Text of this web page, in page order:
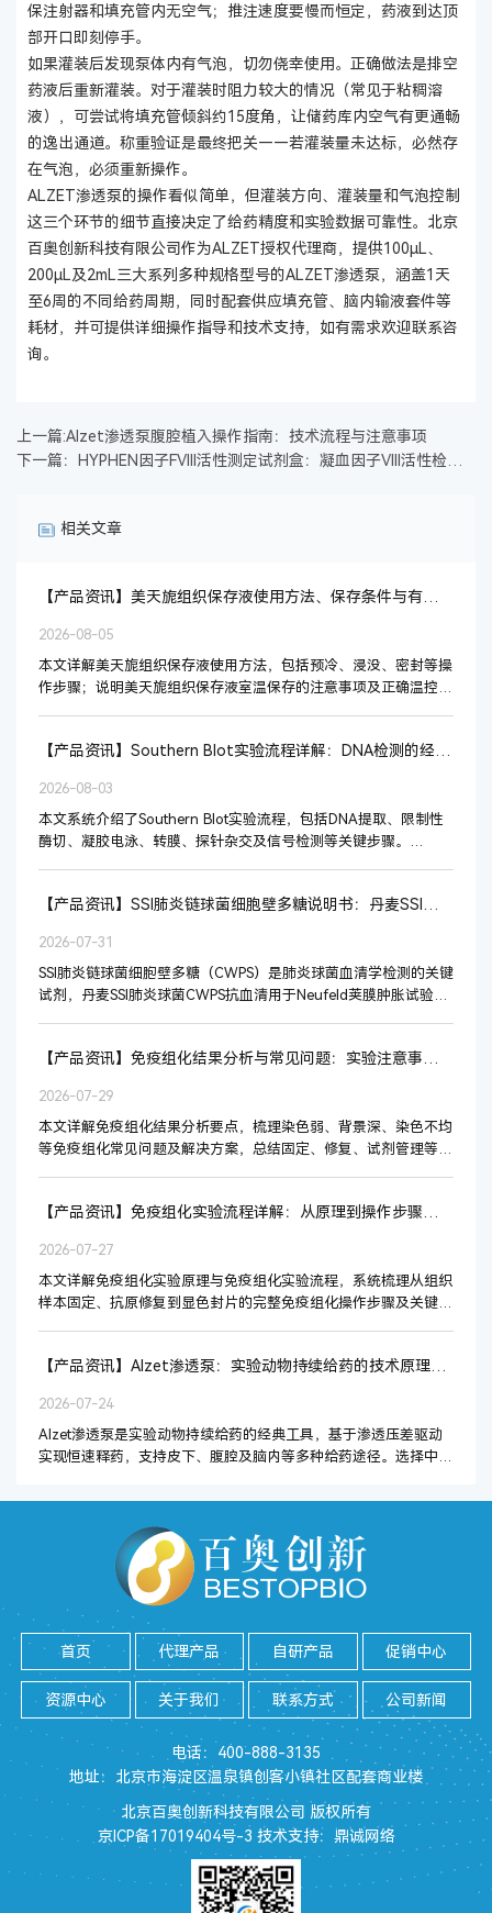
保注射器和填充管内无空气；推注速度要慢而恒定，药液到达顶
部开口即刻停手。
如果灌装后发现泵体内有气泡，切勿侥幸使用。正确做法是排空
药液后重新灌装。对于灌装时阻力较大的情况（常见于粘稠溶
液），可尝试将填充管倾斜约15度角，让储药库内空气有更通畅
的逸出通道。称重验证是最终把关——若灌装量未达标，必然存
在气泡，必须重新操作。
ALZET渗透泵的操作看似简单，但灌装方向、灌装量和气泡控制
这三个环节的细节直接决定了给药精度和实验数据可靠性。北京
百奥创新科技有限公司作为ALZET授权代理商，提供100μL、
200μL及2mL三大系列多种规格型号的ALZET渗透泵，涵盖1天
至6周的不同给药周期，同时配套供应填充管、脑内输液套件等
耗材，并可提供详细操作指导和技术支持，如有需求欢迎联系咨
询。
上一篇:Alzet渗透泵腹腔植入操作指南：技术流程与注意事项
相关文章
2026-08-05
本文详解美天旎组织保存液使用方法，包括预冷、浸没、密封等操
作步骤；说明美天旎组织保存液室温保存的注意事项及正确温控要
2026-08-03
本文系统介绍了Southern Blot实验流程，包括DNA提取、限制性
酶切、凝胶电泳、转膜、探针杂交及信号检测等关键步骤。
2026-07-31
SSI肺炎链球菌细胞壁多糖（CWPS）是肺炎球菌血清学检测的关键
试剂，丹麦SSI肺炎球菌CWPS抗血清用于Neufeld荚膜肿胀试验和
2026-07-29
本文详解免疫组化结果分析要点，梳理染色弱、背景深、染色不均
等免疫组化常见问题及解决方案，总结固定、修复、试剂管理等免
2026-07-27
本文详解免疫组化实验原理与免疫组化实验流程，系统梳理从组织
样本固定、抗原修复到显色封片的完整免疫组化操作步骤及关键质
2026-07-24
Alzet渗透泵是实验动物持续给药的经典工具，基于渗透压差驱动
实现恒速释药，支持皮下、腹腔及脑内等多种给药途径。选择中国
首页 代理产品 自研产品 促销中心
资源中心 关于我们 联系方式 公司新闻
电话：400-888-3135
地址：北京市海淀区温泉镇创客小镇社区配套商业楼
北京百奥创新科技有限公司 版权所有
京ICP备17019404号-3 技术支持： 鼎诚网络